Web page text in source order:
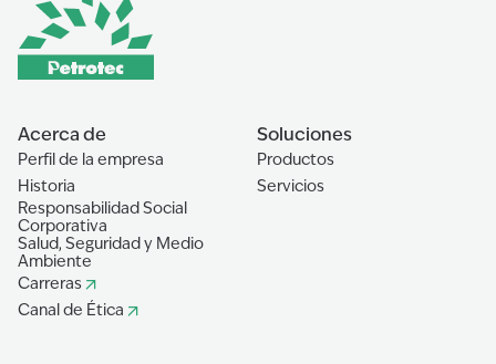
Acerca de
Perfil de la empresa
Historia
Responsabilidad Social
Corporativa
Salud, Seguridad y Medio
Ambiente
Carreras
Canal de Ética
Soluciones
Productos
Servicios